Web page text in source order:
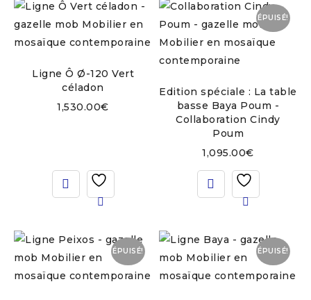
Ligne Ô Ø-120 Vert
céladon
1,530.00€
ÉPUISÉ!
Edition spéciale : La table
basse Baya Poum -
Collaboration Cindy
Poum
1,095.00€
ÉPUISÉ! ÉPUISÉ!